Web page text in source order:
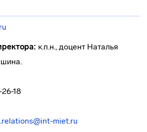
к.п.н., доцент Наталья
18
miet.ru